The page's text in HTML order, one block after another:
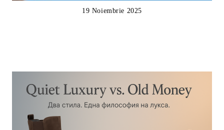
19 Noiembrie 2025